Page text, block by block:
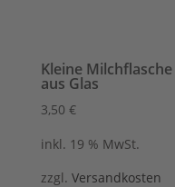
Kleine Milchflasche
aus Glas
3,50 €
inkl. 19 % MwSt.
zzgl. Versandkosten